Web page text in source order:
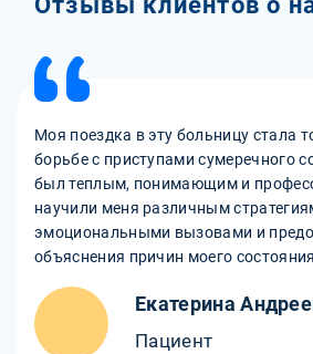
Моя поездка в эту больницу стала
борьбе с приступами сумеречного
был теплым, понимающим и
научили меня различным
эмоциональными вызовами и
объяснения причин моего
Екатерина
Пациент